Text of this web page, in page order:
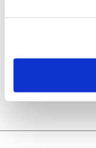
Natureza e